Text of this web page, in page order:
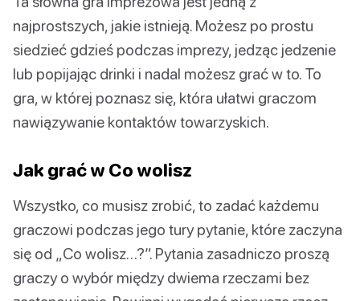
najprostszych, jakie istnieją. Możesz po prostu
siedzieć gdzieś podczas imprezy, jedząc jedzenie
lub popijając drinki i nadal możesz grać w to. To
gra, w której poznasz się, która ułatwi graczom
nawiązywanie kontaktów towarzyskich.
Jak grać w Co wolisz
Wszystko, co musisz zrobić, to zadać każdemu
graczowi podczas jego tury pytanie, które zaczyna
się od „Co wolisz…?”. Pytania zasadniczo proszą
graczy o wybór między dwiema rzeczami bez